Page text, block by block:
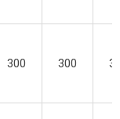
300 300